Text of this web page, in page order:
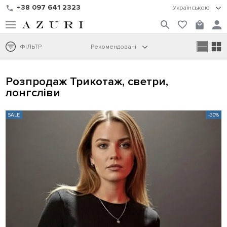
+38 097 641 2323 Українською
ФІЛЬТР Рекомендовані
Розпродаж Трикотаж, светри,
лонгсліви